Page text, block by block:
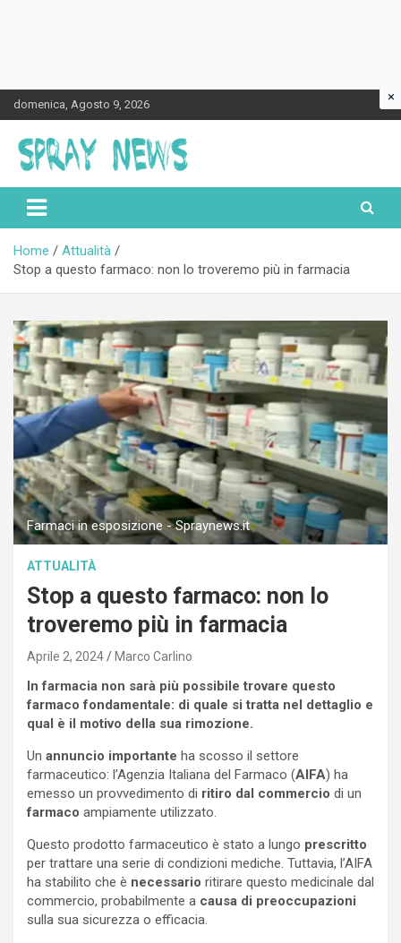
Skip
to
content
domenica, Agosto 9, 2026
Spraynews.it
Home
Attualità
Stop a questo farmaco: non lo troveremo più in farmacia
Farmaci in esposizione - Spraynews.it
ATTUALITÀ
Stop a questo farmaco: non lo
troveremo più in farmacia
Aprile 2, 2024 Marco Carlino
In farmacia non sarà più possibile trovare questo
farmaco fondamentale: di quale si tratta nel dettaglio e
qual è il motivo della sua rimozione.
Un annuncio importante ha scosso il settore
farmaceutico: l’Agenzia Italiana del Farmaco (AIFA) ha
emesso un provvedimento di ritiro dal commercio di un
farmaco ampiamente utilizzato.
Questo prodotto farmaceutico è stato a lungo prescritto
per trattare una serie di condizioni mediche. Tuttavia, l’AIFA
ha stabilito che è necessario ritirare questo medicinale dal
commercio, probabilmente a causa di preoccupazioni
sulla sua sicurezza o efficacia.
×